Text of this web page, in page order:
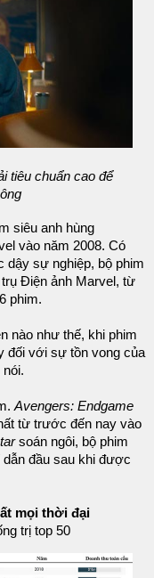
tiêu chuẩn cao để
siêu anh hùng
vào năm 2008. Có
dậy sự nghiệp, bộ phim
Điện ảnh Marvel, từ
phim.
nào như thế, khi phim
đối với sự tồn vong của
Avengers: Endgame
từ trước đến nay vào
soán ngôi, bộ phim
đầu sau khi được
mọi thời đại
trị top 50